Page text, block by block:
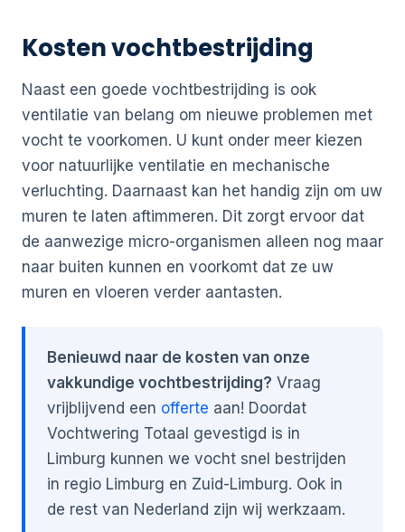
Kosten vochtbestrijding
Naast een goede vochtbestrijding is ook
ventilatie van belang om nieuwe problemen met
vocht te voorkomen. U kunt onder meer kiezen
voor natuurlijke ventilatie en mechanische
verluchting. Daarnaast kan het handig zijn om uw
muren te laten aftimmeren. Dit zorgt ervoor dat
de aanwezige micro-organismen alleen nog maar
naar buiten kunnen en voorkomt dat ze uw
muren en vloeren verder aantasten.
Benieuwd naar de kosten van onze
vakkundige vochtbestrijding? Vraag
vrijblijvend een offerte aan! Doordat
Vochtwering Totaal gevestigd is in
Limburg kunnen we vocht snel bestrijden
in regio Limburg en Zuid-Limburg. Ook in
de rest van Nederland zijn wij werkzaam.